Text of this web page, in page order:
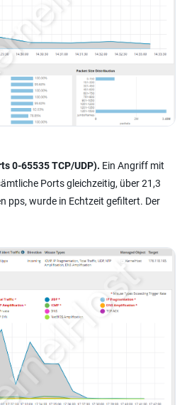
0-65535 TCP/UDP). Ein Angriff mit
Ports gleichzeitig, über 21,3
pps, wurde in Echtzeit gefiltert. Der